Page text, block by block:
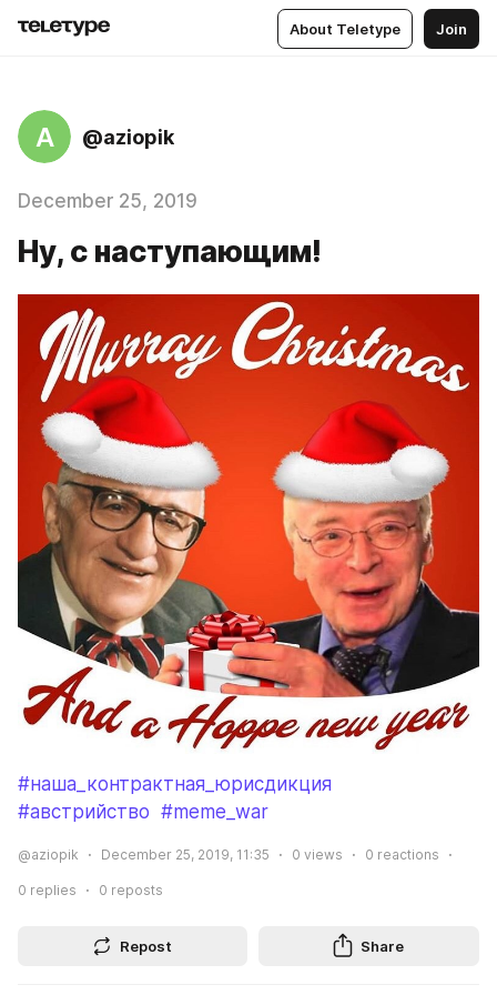
About Teletype Join
A @aziopik
December 25, 2019
Ну, с наступающим!
#наша_контрактная_юрисдикция
#австрийство #meme_war
@aziopik December 25, 2019, 11:35 0 views 0 reactions
0 replies 0 reposts
Repost Share